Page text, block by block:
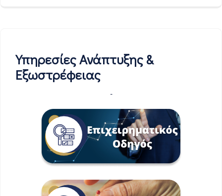
Υπηρεσίες Ανάπτυξης &
Εξωστρέφειας
-